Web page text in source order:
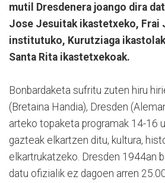
mutil Dresdenera joango dira
Jose Jesuitak ikastetxeko, Frai
institutuko, Kurutziaga
Santa Rita ikastetxekoak.
Bonbardaketa sufritu zuten hiru
(Bretaina Handia), Dresden
arteko topaketa programak 14-16
gazteak elkartzen ditu, kultura,
elkartrukatzeko. Dresden 1944an
datu ofizialik ez dagoen arren